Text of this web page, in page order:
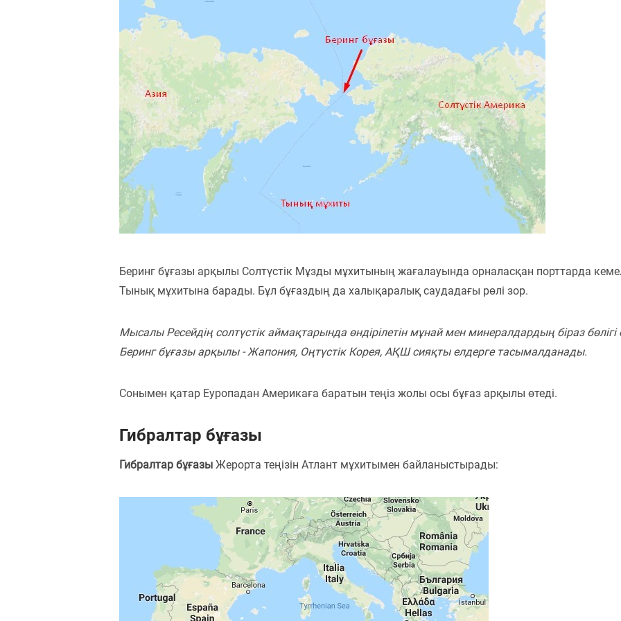
Беринг бұғазы арқылы Солтүстік Мұзды мұхитының жағалауында орналасқан порттарда
Тынық мұхитына барады. Бұл бұғаздың да халықаралық саудадағы рөлі зор.
Мысалы Ресейдің солтүстік аймақтарында өндірілетін мұнай мен минералдардың біраз бөлігі
Беринг бұғазы арқылы - Жапония, Оңтүстік Корея, АҚШ сияқты елдерге тасымалданады.
Сонымен қатар Еуропадан Америкаға баратын теңіз жолы осы бұғаз арқылы өтеді.
Гибралтар бұғазы
Гибралтар бұғазы Жерорта теңізін Атлант мұхитымен байланыстырады: